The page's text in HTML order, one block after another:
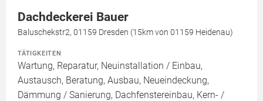
Dachdeckerei Bauer
Baluschekstr2, 01159 Dresden (15km von 01159 Heidenau)
TÄTIGKEITEN
Wartung, Reparatur, Neuinstallation / Einbau,
Austausch, Beratung, Ausbau, Neueindeckung,
Dämmung / Sanierung, Dachfenstereinbau, Kern- /